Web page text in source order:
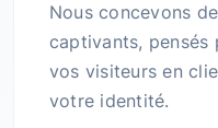
Nous concevons
captivants,
vos visiteurs en
votre identité.